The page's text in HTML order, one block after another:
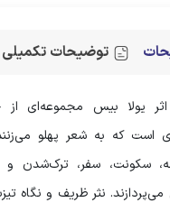
توضیحات تکمیلی
اثر یولا بیس مجموعه‌ای از
است که به شعر پهلو
سکونت، سفر، ترک‌شدن و
نثر ظریف و نگاه